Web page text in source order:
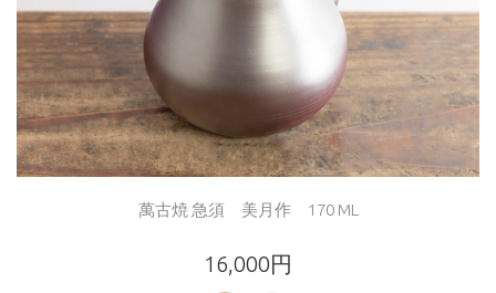
萬古焼 急須 美月作 170 ML
16,000円